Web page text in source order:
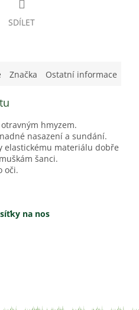
SDÍLET
Značka Ostatní informace
hmyzem.
nasazení a sundání.
elastickému materiálu dobře
šanci.
oči.
na nos